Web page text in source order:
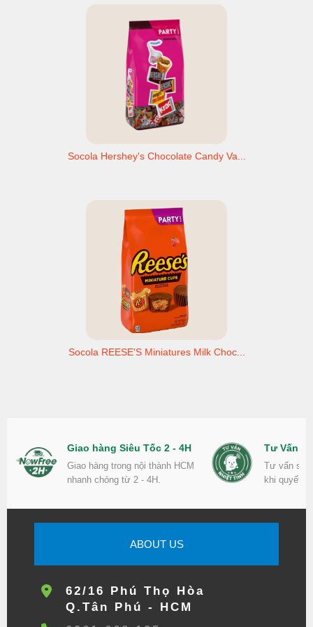
Socola Hershey's Chocolate Candy Va...
Socola REESE'S Miniatures Milk Choc...
Giao hàng Siêu Tốc 2 - 4H
Giao hàng trong nội thành HCM
nhanh chóng từ 2 - 4H.
Tư Vấn
Tư vấn
khi quyết
ABOUT US
62/16 Phú Thọ Hòa
Q.Tân Phú - HCM